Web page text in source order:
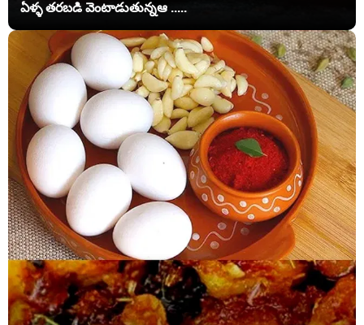
ఏళ్ళ తరబడి వెంటాడుతున్నఆ .....